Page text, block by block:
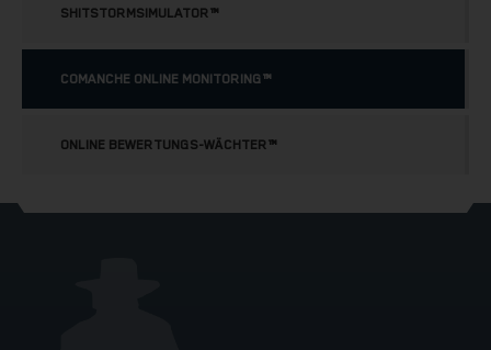
SHITSTORMSIMULATOR™
COMANCHE ONLINE MONITORING™
ONLINE BEWERTUNGS-WÄCHTER™